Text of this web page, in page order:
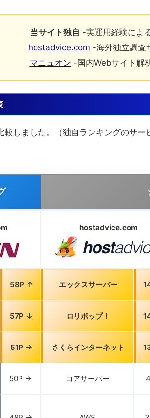
当サイト独自 -実運用経験によ
hostadvice.com -海外独立調査
マニュオン -国内Webサイト解
しました。（独自ランキングのサー
hostadvice.com
58P ↑ エックスサーバー
57P ↓ ロリポップ！
51P → さくらインターネット
50P → コアサーバー